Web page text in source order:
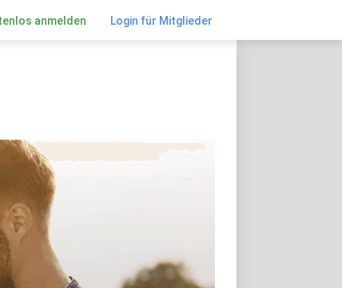
anmelden Login für Mitglieder